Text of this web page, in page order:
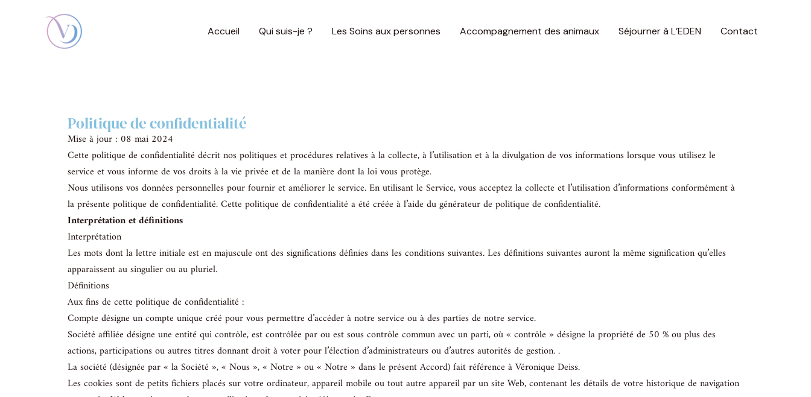
Accueil Qui suis-je ? Les Soins aux personnes Accompagnement des animaux Séjourner à L’EDEN Contact
Politique de confidentialité
Mise à jour : 08 mai 2024
Cette politique de confidentialité décrit nos politiques et procédures relatives à la collecte, à l’utilisation et à la divulgation de vos informations lorsque vous utilisez le
service et vous informe de vos droits à la vie privée et de la manière dont la loi vous protège.
Nous utilisons vos données personnelles pour fournir et améliorer le service. En utilisant le Service, vous acceptez la collecte et l’utilisation d’informations conformément à
la présente politique de confidentialité. Cette politique de confidentialité a été créée à l’aide du générateur de politique de confidentialité.
Interprétation et définitions
Interprétation
Les mots dont la lettre initiale est en majuscule ont des significations définies dans les conditions suivantes. Les définitions suivantes auront la même signification qu’elles
apparaissent au singulier ou au pluriel.
Définitions
Aux fins de cette politique de confidentialité :
Compte désigne un compte unique créé pour vous permettre d’accéder à notre service ou à des parties de notre service.
Société affiliée désigne une entité qui contrôle, est contrôlée par ou est sous contrôle commun avec un parti, où « contrôle » désigne la propriété de 50 % ou plus des
actions, participations ou autres titres donnant droit à voter pour l’élection d’administrateurs ou d’autres autorités de gestion. .
La société (désignée par « la Société », « Nous », « Notre » ou « Notre » dans le présent Accord) fait référence à Véronique Deiss.
Les cookies sont de petits fichiers placés sur votre ordinateur, appareil mobile ou tout autre appareil par un site Web, contenant les détails de votre historique de navigation